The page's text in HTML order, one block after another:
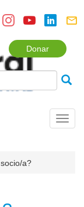
Donar
a?